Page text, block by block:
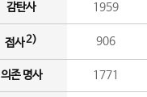
감탄사 1959
접사2) 906
의존 명사 1771